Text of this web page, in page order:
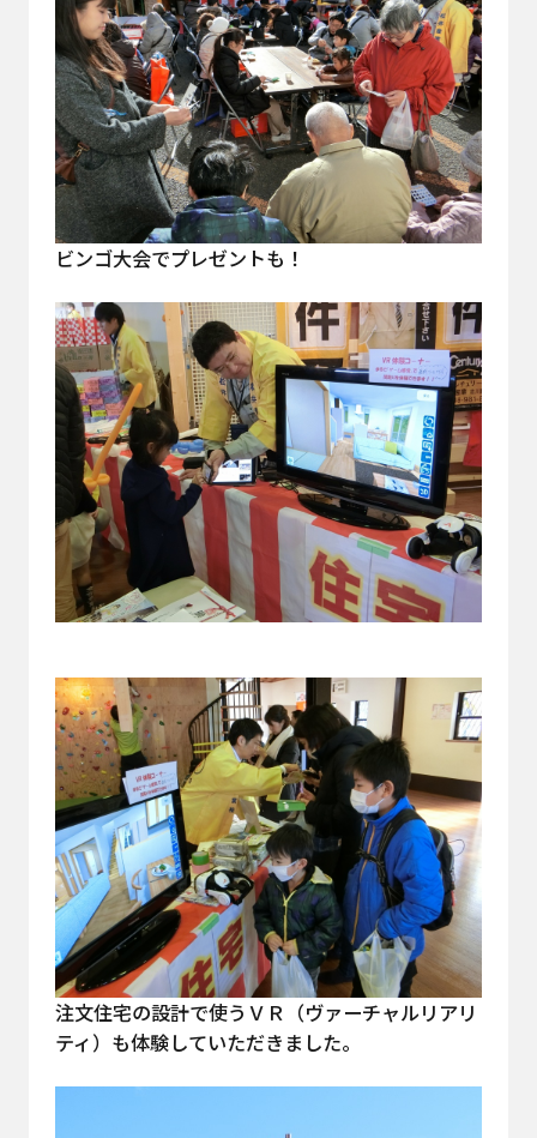
ビンゴ大会でプレゼントも！
注文住宅の設計で使うＶＲ（ヴァーチャルリアリ
ティ）も体験していただきました。